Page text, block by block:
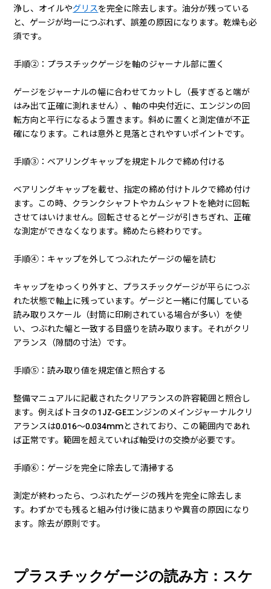
浄し、オイルやグリスを完全に除去します。油分が残っている
と、ゲージが均一につぶれず、誤差の原因になります。乾燥も必
須です。
手順②：プラスチックゲージを軸のジャーナル部に置く
ゲージをジャーナルの幅に合わせてカットし（長すぎると端が
はみ出て正確に測れません）、軸の中央付近に、エンジンの回
転方向と平行になるよう置きます。斜めに置くと測定値が不正
確になります。これは意外と見落とされやすいポイントです。
手順③：ベアリングキャップを規定トルクで締め付ける
ベアリングキャップを載せ、指定の締め付けトルクで締め付け
ます。この時、クランクシャフトやカムシャフトを絶対に回転
させてはいけません。回転させるとゲージが引きちぎれ、正確
な測定ができなくなります。締めたら終わりです。
手順④：キャップを外してつぶれたゲージの幅を読む
キャップをゆっくり外すと、プラスチックゲージが平らにつぶ
れた状態で軸上に残っています。ゲージと一緒に付属している
読み取りスケール（封筒に印刷されている場合が多い）を使
い、つぶれた幅と一致する目盛りを読み取ります。それがクリ
アランス（隙間の寸法）です。
手順⑤：読み取り値を規定値と照合する
整備マニュアルに記載されたクリアランスの許容範囲と照合し
ます。例えばトヨタの1JZ-GEエンジンのメインジャーナルクリ
アランスは0.016〜0.034mmとされており、この範囲内であれ
ば正常です。範囲を超えていれば軸受けの交換が必要です。
手順⑥：ゲージを完全に除去して清掃する
測定が終わったら、つぶれたゲージの残片を完全に除去しま
す。わずかでも残ると組み付け後に詰まりや異音の原因になり
ます。除去が原則です。
プラスチックゲージの読み方：スケ